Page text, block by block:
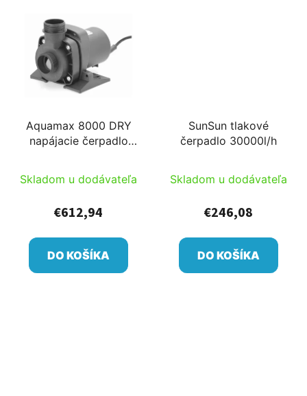
Aquamax 8000 DRY
napájacie čerpadlo
Skladom u dodávateľa
€612,94
DO KOŠÍKA
SunSun tlakové
čerpadlo 30000l/h
Skladom u dodávateľa
€246,08
DO KOŠÍKA